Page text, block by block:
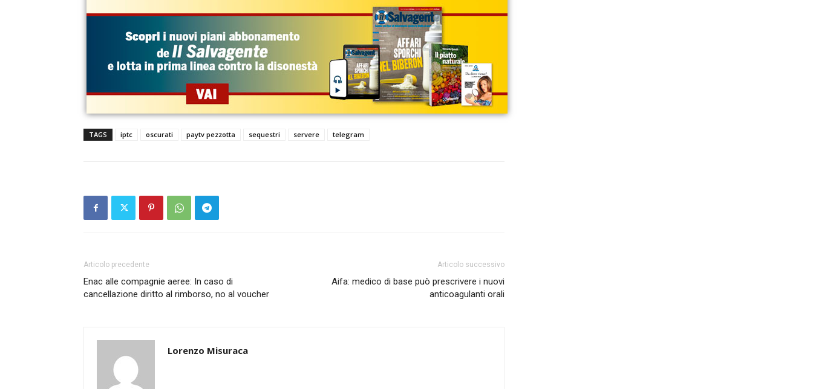
TAGS iptc oscurati paytv pezzotta sequestri servere telegram
Articolo precedente
Enac alle compagnie aeree: In caso di
cancellazione diritto al rimborso, no al voucher
Articolo successivo
Aifa: medico di base può prescrivere i nuovi
anticoagulanti orali
Lorenzo Misuraca